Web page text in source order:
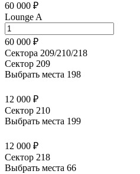
60 000 ₽
Lounge A
60 000 ₽
Сектора 209/210/218
Сектор 209
Выбрать места 198
12 000 ₽
Сектор 210
Выбрать места 199
12 000 ₽
Сектор 218
Выбрать места 66